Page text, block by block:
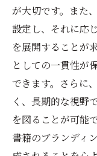
が大切です。また
設定し、それに応
を展開することが
としての一貫性が
できます。さらに
く、長期的な視野
を図ることが可能
書籍のブランディ